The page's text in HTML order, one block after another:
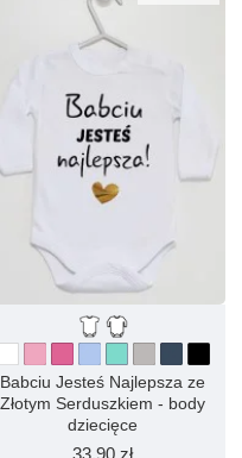
Babciu Jesteś Najlepsza ze
Złotym Serduszkiem - body
dziecięce
33,90 zł